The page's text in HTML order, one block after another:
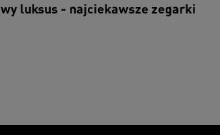
luksus - najciekawsze zegarki